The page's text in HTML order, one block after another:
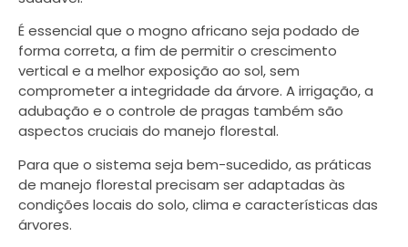
É essencial que o mogno africano seja podado de
forma correta, a fim de permitir o crescimento
vertical e a melhor exposição ao sol, sem
comprometer a integridade da árvore. A irrigação, a
adubação e o controle de pragas também são
aspectos cruciais do manejo florestal.
Para que o sistema seja bem-sucedido, as práticas
de manejo florestal precisam ser adaptadas às
condições locais do solo, clima e características das
árvores.